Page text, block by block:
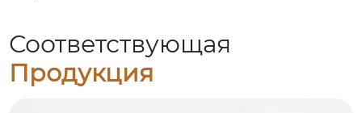
Соответствующая
Продукция